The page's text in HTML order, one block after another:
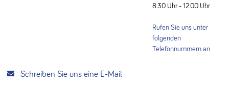
8:30 Uhr - 12:00 Uhr
Rufen Sie uns unter
folgenden
Telefonnummern an
Schreiben Sie uns eine E-Mail